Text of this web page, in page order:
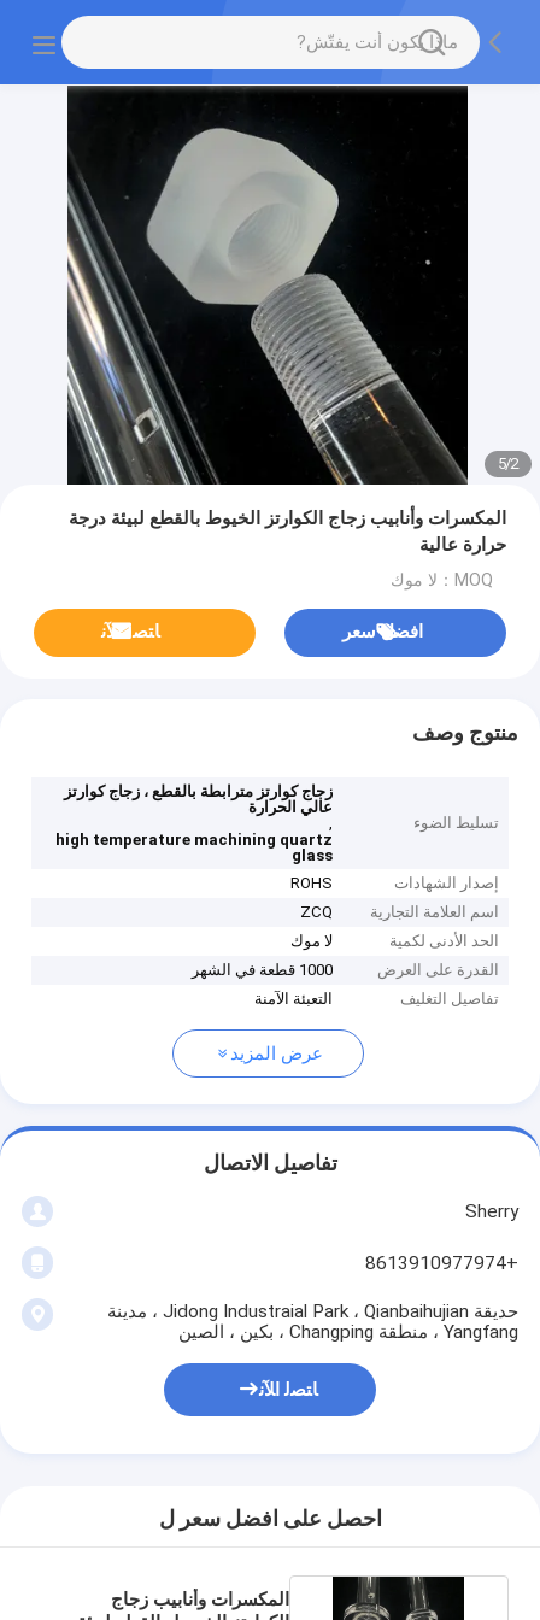
2
/
5
المكسرات وأنابيب زجاج الكوارتز الخيوط بالقطع لبيئة درجة
حرارة عالية
MOQ：لا موك
افضل سعر ﺎﺘﺼﻟ ﺍﻶﻧ
منتوج وصف
تسليط الضوء
زجاج كوارتز مترابطة بالقطع ، زجاج كوارتز
عالي الحرارة
,
high temperature machining quartz
glass
إصدار الشهادات
ROHS
اسم العلامة التجارية
ZCQ
الحد الأدنى لكمية
لا موك
القدرة على العرض
1000 قطعة في الشهر
تفاصيل التغليف
التعبئة الآمنة
عرض المزيد
تفاصيل الاتصال
Sherry
+8613910977974
حديقة Jidong Industraial Park ، Qianbaihujian ، مدينة
Yangfang ، منطقة Changping ، بكين ، الصين
ﺎﺘﺼﻟ ﺍﻶﻧ
احصل على افضل سعر ل
المكسرات وأنابيب زجاج